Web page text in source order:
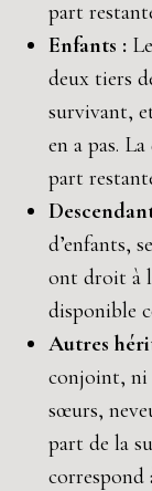
part
Enfants :
deux tiers
survivant,
en a pas.
part
d’enfants,
ont droit à
disponible
Autres
conjoint, ni
sœurs,
part de la
correspond